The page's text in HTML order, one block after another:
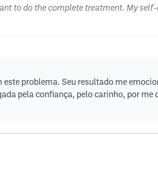
to do the complete treatment. My
problema. Seu resultado me
pela confiança, pelo carinho, por me